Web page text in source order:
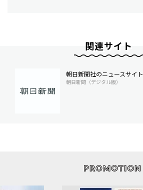
関連サイト
朝日新聞社のニュースサイト
朝日新聞（デジタル版）